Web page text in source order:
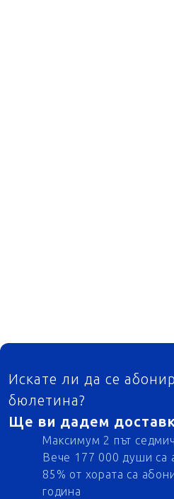
ФУТЕР
Искате ли да се
бюлетина?
Ще ви дадем
Максимум 2 път
Вече 177 000 души са
85% от хората са
година